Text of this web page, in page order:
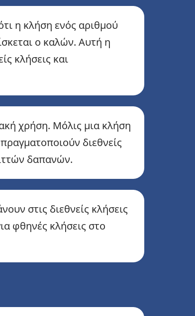
η κλήση ενός αριθμού
ο καλών. Αυτή η
κλήσεις και
χρήση. Μόλις μια κλήση
διεθνείς
δαπανών.
στις διεθνείς κλήσεις
φθηνές κλήσεις στο